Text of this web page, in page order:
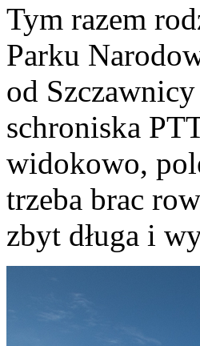
Tym razem
Parku
od
schroniska
widokowo,
trzeba brac
zbyt długa i